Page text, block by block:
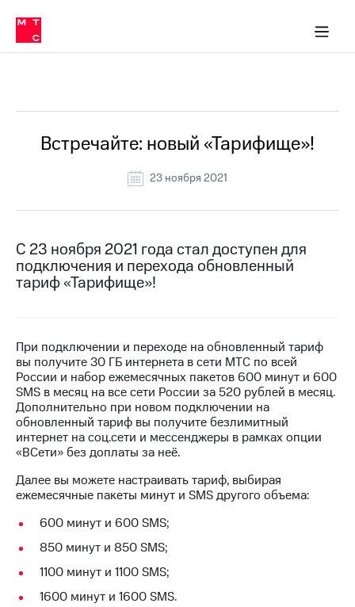
связь
Сервисы и подписки
30% на связь
кабинеты
Мобильная
и
Спутниковое
Деньги
связь
Перенести
номер
в МТС
Услуги
Роуминг
Семейная
группа
SIM-
карту
Оформить
eSIM
SIM-
карта
в МТС
Услуги
кабинет
Скачать
приложение
Мой
Скидка 30%
на связь
Тарифы
RED,
РИИЛ
и МТС
Супер
дешевле
при
оплате
с карты
МТС
Деньги
Спутниковое ТВ
Встречайте: новый «Тарифище»!
23 ноября 2021
С 23 ноября 2021 года стал доступен для
подключения и перехода обновленный
тариф «Тарифище»!
При подключении и переходе на обновленный тариф
вы получите 30 ГБ интернета в сети МТС по всей
России и набор ежемесячных пакетов 600 минут и 600
SMS в месяц на все сети России за 520 рублей в месяц.
Дополнительно при новом подключении на
обновленный тариф вы получите безлимитный
интернет на соц.сети и мессенджеры в рамках опции
«ВСети» без доплаты за неё.
Далее вы можете настраивать тариф, выбирая
ежемесячные пакеты минут и SMS другого объема:
600 минут и 600 SMS;
850 минут и 850 SMS;
1100 минут и 1100 SMS;
1600 минут и 1600 SMS.